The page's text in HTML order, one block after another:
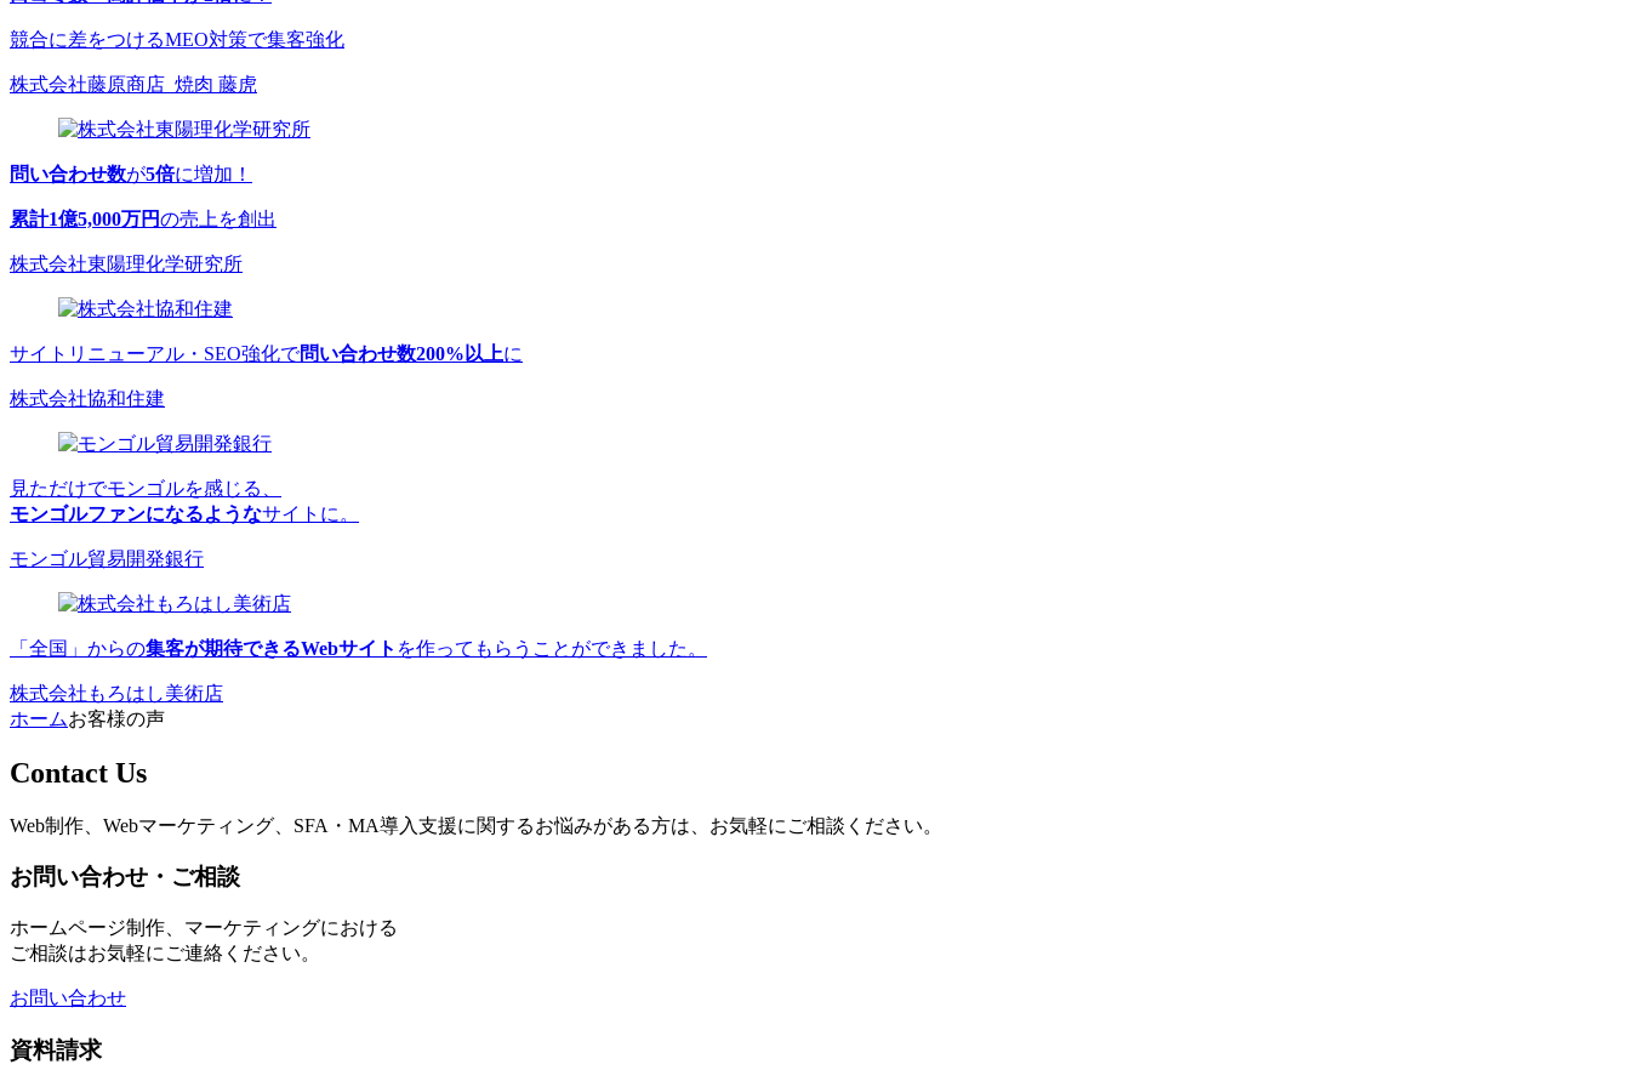
競合に差をつけるMEO対策で集客強化
株式会社藤原商店_焼肉 藤虎
問い合わせ数が5倍に増加！
累計1億5,000万円の売上を創出
株式会社東陽理化学研究所
サイトリニューアル・SEO強化で問い合わせ数200%以上に
株式会社協和住建
見ただけでモンゴルを感じる、
モンゴルファンになるようなサイトに。
モンゴル貿易開発銀行
「全国」からの集客が期待できるWebサイト を作ってもらうことができました。
株式会社もろはし美術店
ホームお客様の声
Contact Us
Web制作、Webマーケティング、SFA・MA導入支援に関するお悩みがある方は、お気軽にご相談ください。
お問い合わせ・ご相談
ホームページ制作、マーケティングにおける
ご相談はお気軽にご連絡ください。
お問い合わせ
資料請求